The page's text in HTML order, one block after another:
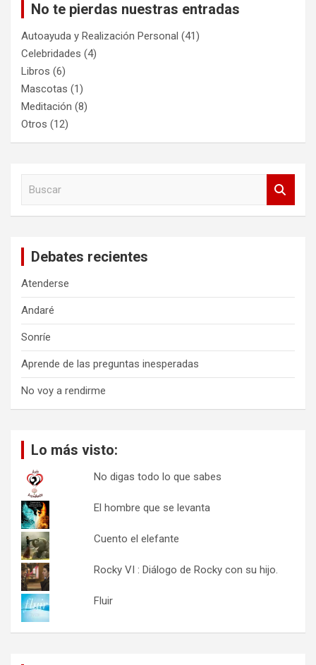
No te pierdas nuestras entradas
Autoayuda y Realización Personal (41)
Celebridades (4)
Libros (6)
Mascotas (1)
Meditación (8)
Otros (12)
Debates recientes
Atenderse
Andaré
Sonríe
Aprende de las preguntas inesperadas
No voy a rendirme
Lo más visto:
No digas todo lo que sabes
El hombre que se levanta
Cuento el elefante
Rocky VI : Diálogo de Rocky con su hijo.
Fluir